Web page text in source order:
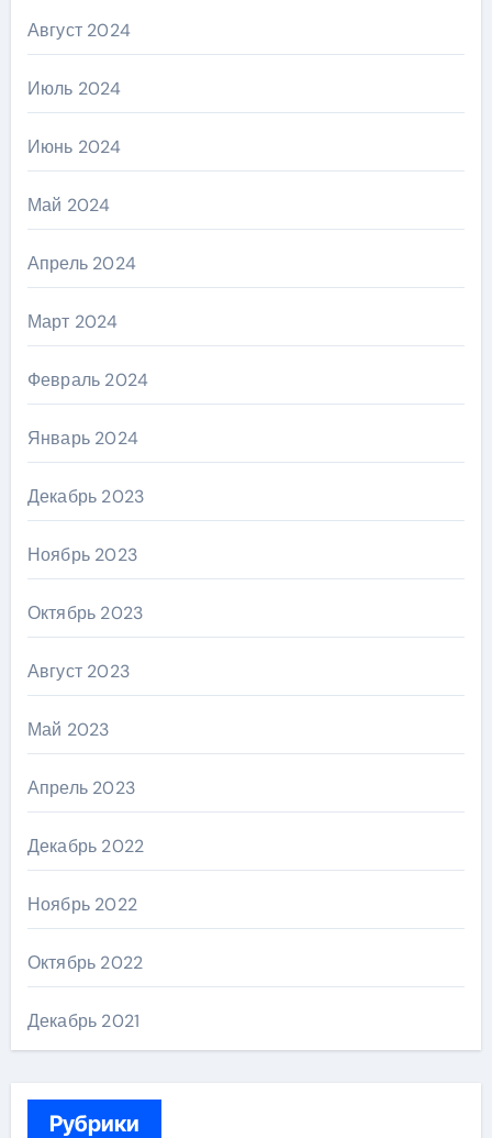
Август 2024
Июль 2024
Июнь 2024
Май 2024
Апрель 2024
Март 2024
Февраль 2024
Январь 2024
Декабрь 2023
Ноябрь 2023
Октябрь 2023
Август 2023
Май 2023
Апрель 2023
Декабрь 2022
Ноябрь 2022
Октябрь 2022
Декабрь 2021
Рубрики